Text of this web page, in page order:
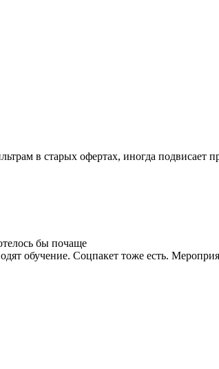
в старых офертах, иногда подвисает
бы почаще
обучение. Соцпакет тоже есть.